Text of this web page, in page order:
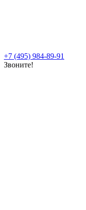
+7 (495) 984-89-91
Звоните!